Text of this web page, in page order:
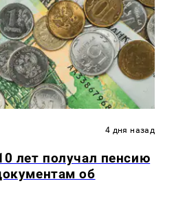
4 дня назад
лет получал пенсию
об